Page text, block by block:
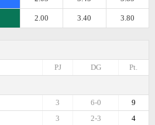
3.80
3.40
2.00
Pt.
DG
PJ
9
6-0
3
4
2-3
3